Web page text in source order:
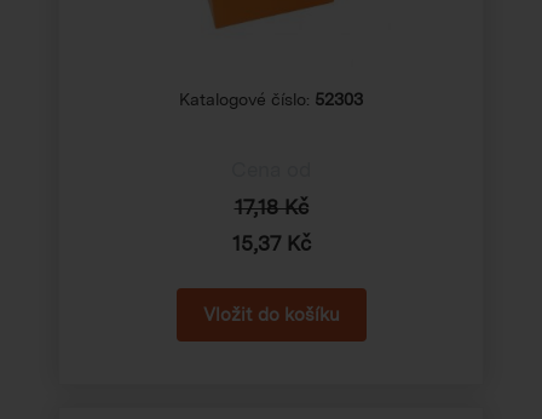
Katalogové číslo: 52303
17,18 Kč
15,37 Kč